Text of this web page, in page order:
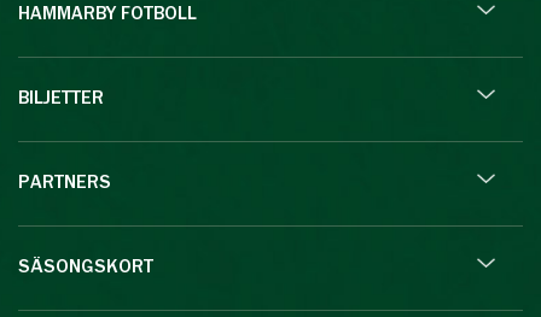
HAMMARBY FOTBOLL
BILJETTER
PARTNERS
SÄSONGSKORT